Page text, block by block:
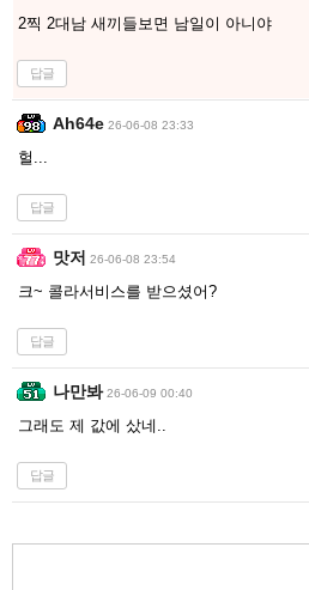
2찍 2대남 새끼들보면 남일이 아니야
답글
Ah64e 26-06-08 23:33
헐...
답글
맛저 26-06-08 23:54
크~ 콜라서비스를 받으셨어?
답글
나만봐 26-06-09 00:40
그래도 제 값에 샀네..
답글